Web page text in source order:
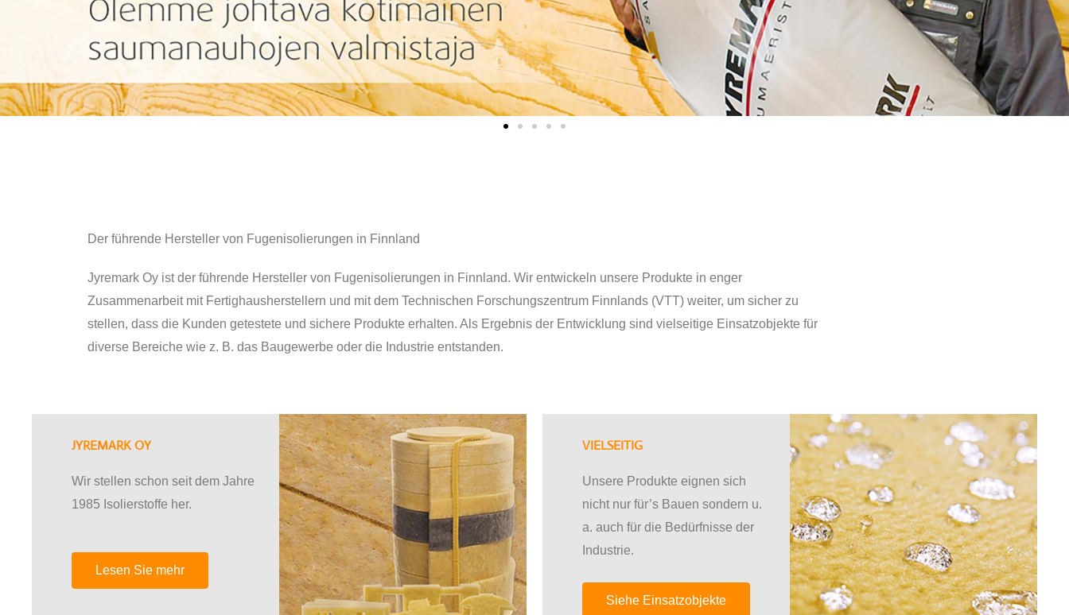
Der führende Hersteller von Fugenisolierungen in Finnland
Jyremark Oy ist der führende Hersteller von Fugenisolierungen in Finnland. Wir entwickeln unsere Produkte in enger
Zusammenarbeit mit Fertighausherstellern und mit dem Technischen Forschungszentrum Finnlands (VTT) weiter, um sicher zu
stellen, dass die Kunden getestete und sichere Produkte erhalten. Als Ergebnis der Entwicklung sind vielseitige Einsatzobjekte für
diverse Bereiche wie z. B. das Baugewerbe oder die Industrie entstanden.
JYREMARK OY
Wir stellen schon seit dem Jahre
1985 Isolierstoffe her.
Lesen Sie mehr
VIELSEITIG
Unsere Produkte eignen sich
nicht nur für’s Bauen sondern u.
a. auch für die Bedürfnisse der
Industrie.
Siehe Einsatzobjekte